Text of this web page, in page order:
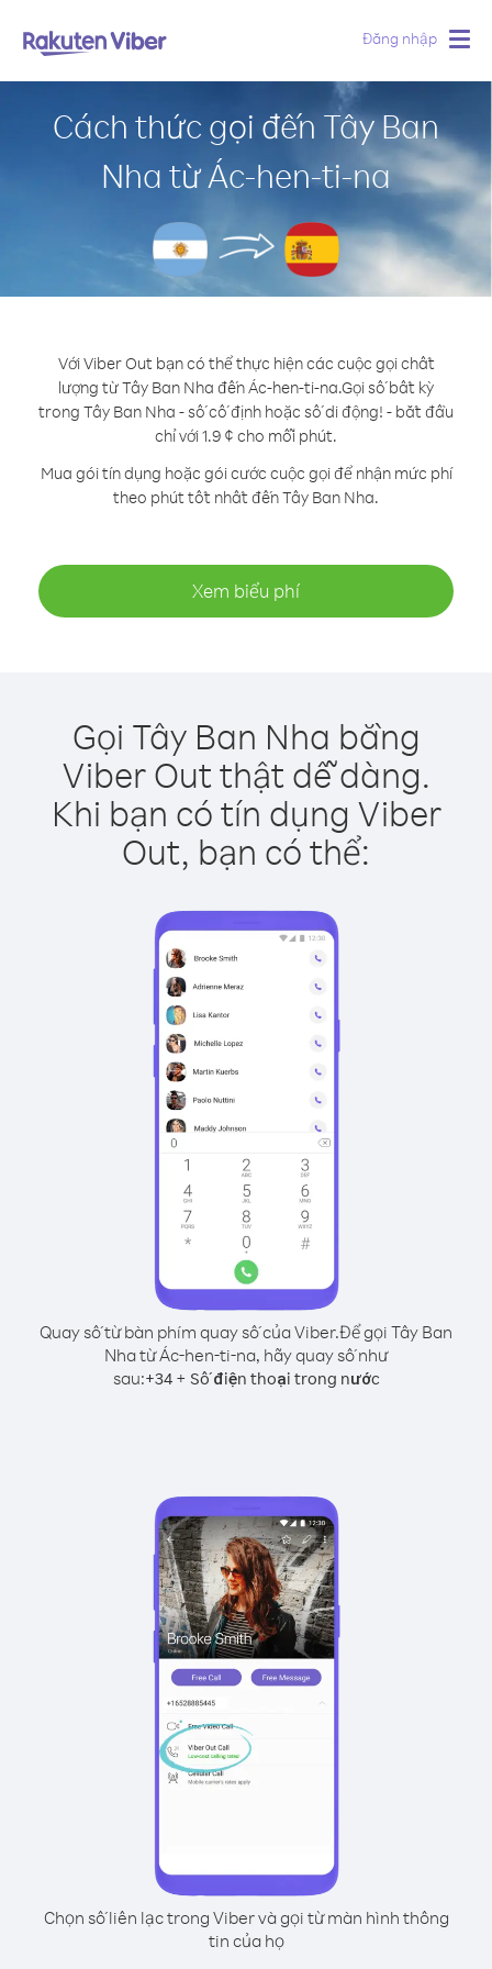
Đăng nhập
Cách thức gọi đến Tây Ban
Nha từ Ác-hen-ti-na
Với Viber Out bạn có thể thực hiện các cuộc gọi chất
lượng từ Tây Ban Nha đến Ác-hen-ti-na.Gọi số bất kỳ
trong Tây Ban Nha - số cố định hoặc số di động! - bắt đầu
chỉ với 1.9 ¢ cho mỗi phút.
Mua gói tín dụng hoặc gói cước cuộc gọi để nhận mức phí
theo phút tốt nhất đến Tây Ban Nha.
Xem biểu phí
Gọi Tây Ban Nha bằng
Viber Out thật dễ dàng.
Khi bạn có tín dụng Viber
Out, bạn có thể:
Quay số từ bàn phím quay số của Viber.Để gọi Tây Ban
Nha từ Ác-hen-ti-na, hãy quay số như
sau:+34+ Số điện thoại trong nước
Chọn số liên lạc trong Viber và gọi từ màn hình thông
tin của họ